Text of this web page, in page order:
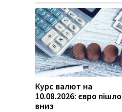
Курс валют на
10.08.2026: євро пішло
вниз